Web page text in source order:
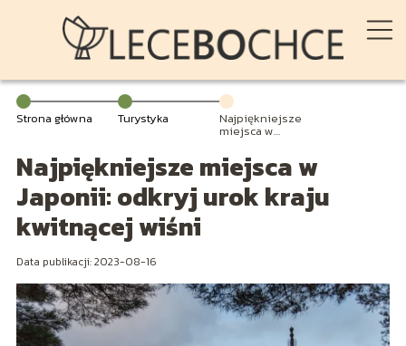
Strona główna Turystyka Najpiękniejsze
miejsca w
Japonii: odkryj
urok kraju
kwitnącej wiśni
Najpiękniejsze miejsca w
Japonii: odkryj urok kraju
kwitnącej wiśni
Data publikacji: 2023-08-16